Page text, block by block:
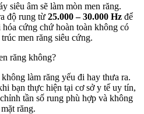
siêu âm sẽ làm mòn men răng.
độ rung từ 25.000 – 30.000 Hz để
cứng chứ hoàn toàn không có
men răng siêu cứng.
làm răng yếu đi hay thưa ra.
bạn thực hiện tại cơ sở y tế uy tín,
tần số rung phù hợp và không
răng.